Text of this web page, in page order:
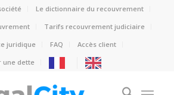
Le dictionnaire du recouvrement
Tarifs recouvrement judiciaire
juridique
FAQ
Accès client
une dette